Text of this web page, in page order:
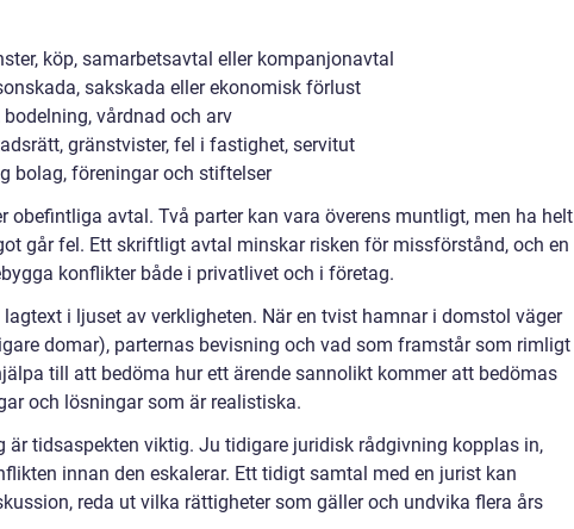
köp, samarbetsavtal eller kompanjonavtal
sakskada eller ekonomisk förlust
vårdnad och arv
gränstvister, fel i fastighet, servitut
bolag, föreningar och stiftelser
obefintliga avtal. Två parter kan vara överens muntligt, men ha helt
går fel. Ett skriftligt avtal minskar risken för missförstånd, och en
konflikter både i privatlivet och i företag.
i ljuset av verkligheten. När en tvist hamnar i domstol väger
domar), parternas bevisning och vad som framstår som rimligt
till att bedöma hur ett ärende sannolikt kommer att bedömas
och lösningar som är realistiska.
är tidsaspekten viktig. Ju tidigare juridisk rådgivning kopplas in,
innan den eskalerar. Ett tidigt samtal med en jurist kan
reda ut vilka rättigheter som gäller och undvika flera års